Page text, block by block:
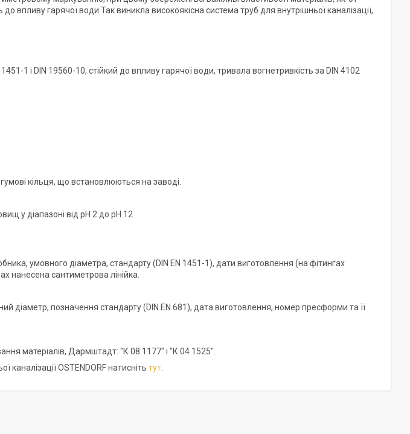
до впливу гарячої води Так виникла високоякісна система труб для внутрішньої каналізації,
1 і DIN 19560-10, стійкий до впливу гарячої води, тривала вогнетривкість за DIN 4102
кільця, що встановлюються на заводі.
у діапазоні від pH 2 до pH 12
умовного діаметра, стандарту (DIN EN 1451-1), дати виготовлення (на фітингах
нанесена сантиметрова лінійка.
діаметр, позначення стандарту (DIN EN 681), дата виготовлення, номер пресформи та її
матеріалів, Дармштадт: "К 08 1177" і "К 04 1525".
OSTENDORF натисніть тут